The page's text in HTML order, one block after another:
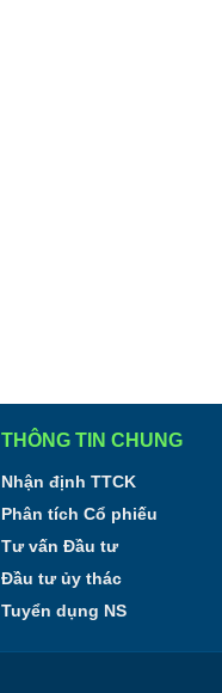
THÔNG TIN CHUNG
Nhận định TTCK
Phân tích Cổ phiếu
Tư vấn Đầu tư
Đầu tư ủy thác
Tuyển dụng NS